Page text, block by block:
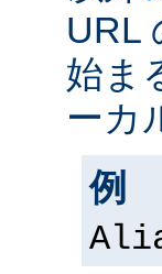
URL
始ま
ーカ
例